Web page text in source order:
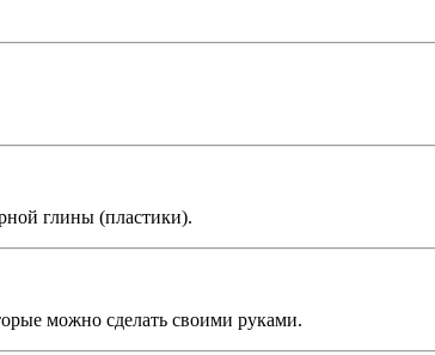
глины (пластики).
можно сделать своими руками.